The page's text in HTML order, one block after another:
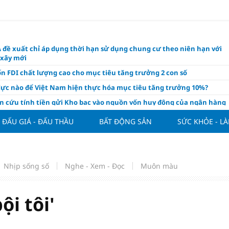
đề xuất chỉ áp dụng thời hạn sử dụng chung cư theo niên hạn với
mới
FDI chất lượng cao cho mục tiêu tăng trưởng 2 con số
nào để Việt Nam hiện thực hóa mục tiêu tăng trưởng 10%?
cứu tính tiền gửi Kho bạc vào nguồn vốn huy động của ngân hàng
Mỹ cùng Nhật Bản "nâng đỡ" đồng yên?
tía tô thế nào để hỗ trợ làm đẹp da, mượt tóc?
Việt Nam tính bài toán xoay tua tại ASEAN Cup 2026 và màn đáp trả
của Hoàng Hên
nguồn cung vật liệu xây dựng
ĐẤU GIÁ - ĐẤU THẦU BẤT ĐỘNG SẢN SỨC KHỎE -
Nhịp sống số Nghe - Xem - Đọc Muôn màu
tôi'